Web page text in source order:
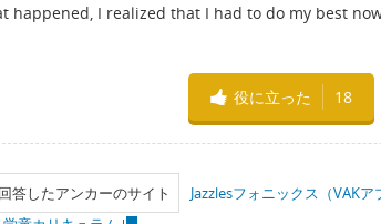
happened, I realized that I had to do my best
役に立った 18
回答したアンカーのサイト
Jazzlesフォニックス（VAK